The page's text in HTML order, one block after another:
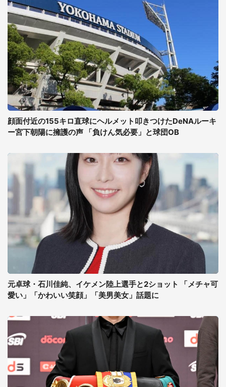
顔面付近の155キロ直球にヘルメット叩きつけたDeNAルーキ
ー宮下朝陽に擁護の声 「負けん気必要」と球団OB
元卓球・石川佳純、イケメン陸上選手と2ショット 「メチャ可
愛い」「かわいい笑顔」「美男美女」話題に